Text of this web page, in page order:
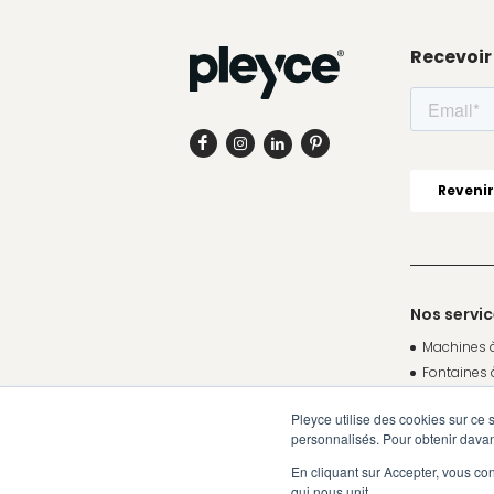
Pleyce utilise des cookies sur ce
personnalisés. Pour obtenir
En cliquant sur Accepter, vous
Nos
Machines
Fontaines
Thés et
TopBrewer
Livraison